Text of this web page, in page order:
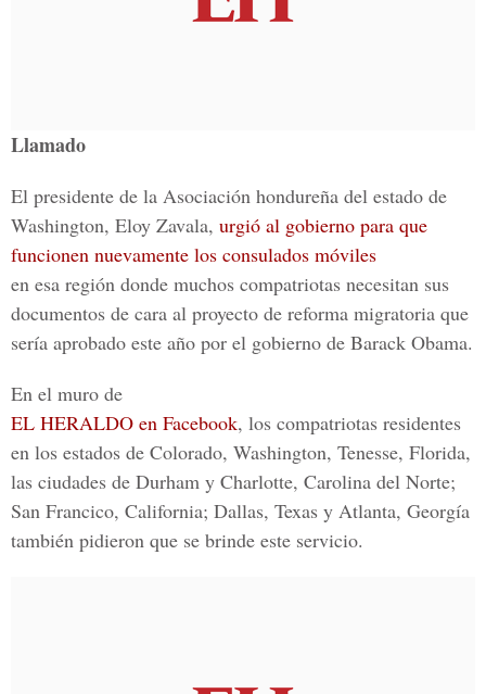
Llamado
El presidente de la Asociación hondureña del estado de
Washington, Eloy Zavala, urgió al gobierno para que
funcionen nuevamente los consulados móviles
en esa región donde muchos compatriotas necesitan sus
documentos de cara al proyecto de reforma migratoria que
sería aprobado este año por el gobierno de Barack Obama.
En el muro de
EL HERALDO en Facebook, los compatriotas residentes
en los estados de Colorado, Washington, Tenesse, Florida,
las ciudades de Durham y Charlotte, Carolina del Norte;
San Francico, California; Dallas, Texas y Atlanta, Georgía
también pidieron que se brinde este servicio.